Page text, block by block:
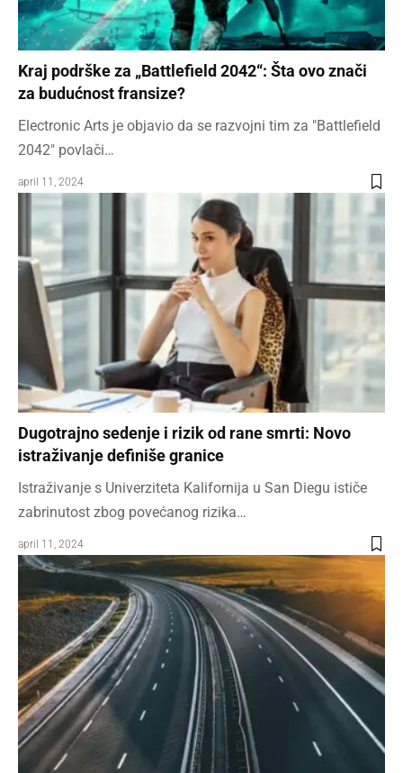
Kraj podrške za „Battlefield 2042“: Šta ovo znači
za budućnost fransize?
Electronic Arts je objavio da se razvojni tim za "Battlefield
2042" povlači…
april 11, 2024
Dugotrajno sedenje i rizik od rane smrti: Novo
istraživanje definiše granice
Istraživanje s Univerziteta Kalifornija u San Diegu ističe
zabrinutost zbog povećanog rizika…
april 11, 2024